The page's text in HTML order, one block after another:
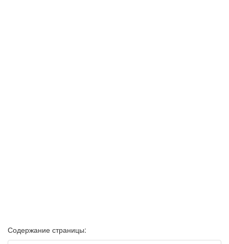
Содержание страницы: